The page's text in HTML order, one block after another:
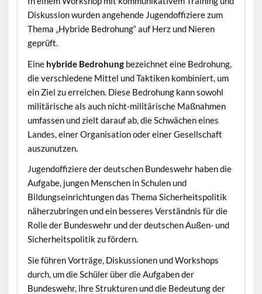
Diskussion wurden angehende Jugendoffiziere zum
Thema „Hybride Bedrohung“ auf Herz und Nieren
geprüft.
Eine hybride Bedrohungbezeichnet eine Bedrohung,
die verschiedene Mittel und Taktiken kombiniert, um
ein Ziel zu erreichen. Diese Bedrohung kann sowohl
militärische als auch nicht-militärische Maßnahmen
umfassen und zielt darauf ab, die Schwächen eines
Landes, einer Organisation oder einer Gesellschaft
auszunutzen.
Jugendoffiziere der deutschen Bundeswehr haben die
Aufgabe, jungen Menschen in Schulen und
Bildungseinrichtungen das Thema Sicherheitspolitik
näherzubringen und ein besseres Verständnis für die
Rolle der Bundeswehr und der deutschen Außen- und
Sicherheitspolitik zu fördern.
Sie führen Vorträge, Diskussionen und Workshops
durch, um die Schüler über die Aufgaben der
Bundeswehr, ihre Strukturen und die Bedeutung der